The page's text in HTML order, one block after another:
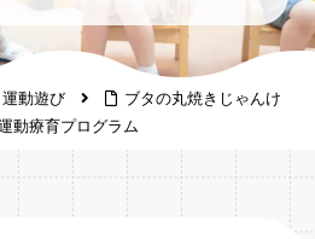
動遊び
ブタの丸焼きじゃんけ
動療育プログラム